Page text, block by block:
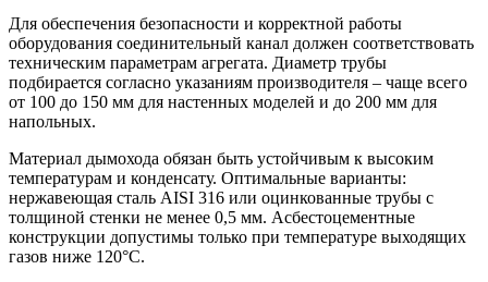
Для обеспечения безопасности и корректной работы
оборудования соединительный канал должен соответствовать
техническим параметрам агрегата. Диаметр трубы
подбирается согласно указаниям производителя – чаще всего
от 100 до 150 мм для настенных моделей и до 200 мм для
напольных.
Материал дымохода обязан быть устойчивым к высоким
температурам и конденсату. Оптимальные варианты:
нержавеющая сталь AISI 316 или оцинкованные трубы с
толщиной стенки не менее 0,5 мм. Асбестоцементные
конструкции допустимы только при температуре выходящих
газов ниже 120°C.